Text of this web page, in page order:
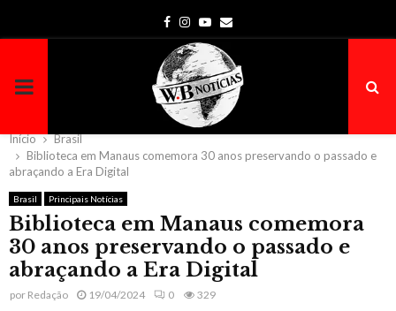
Facebook
Instagram
Youtube
Email
PRIMARY
MENU
Início
Brasil
Biblioteca em Manaus comemora 30 anos preservando o passado e
abraçando a Era Digital
Brasil Principais Notícias
Biblioteca em Manaus comemora
30 anos preservando o passado e
abraçando a Era Digital
por Redação 19/04/2024 0 329